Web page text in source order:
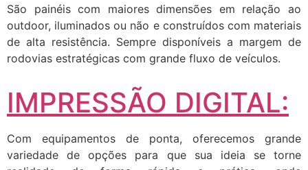
São painéis com maiores dimensões em relação ao
outdoor, iluminados ou não e construídos com materiais
de alta resistência. Sempre disponíveis a margem de
rodovias estratégicas com grande fluxo de veículos.
IMPRESSÃO DIGITAL:
Com equipamentos de ponta, oferecemos grande
variedade de opções para que sua ideia se torne